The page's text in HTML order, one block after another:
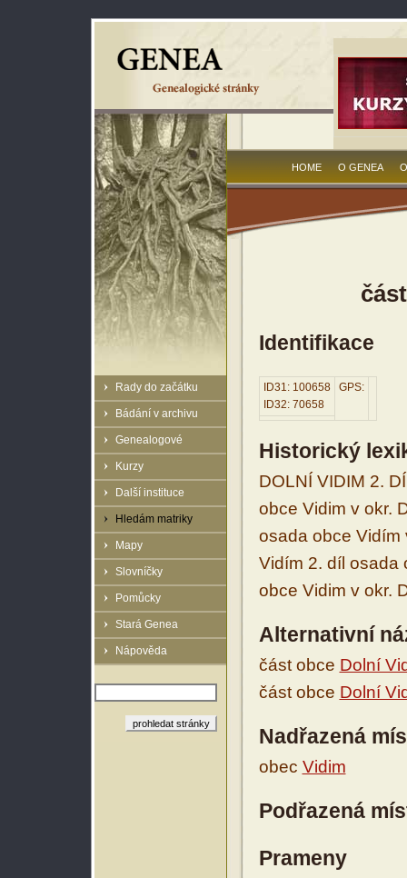
Rady do začátku
Bádání v archivu
Genealogové
Kurzy
Další instituce
Hledám matriky
Mapy
Slovníčky
Pomůcky
Stará Genea
Nápověda
HOME O GENEA
Identifikace
ID31: 100658
ID32: 70658
GPS:
Historický
DOLNÍ VIDIM 2.
obce Vidim v okr.
osada obce Vidím
Vidím 2. díl osada
obce Vidim v okr.
Alternativní
část obce Dolní
část obce Dolní
Nadřazená
obec Vidim
Podřazená
Prameny